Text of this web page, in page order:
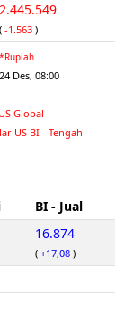
2.445.549
( -1.563 )
*Rupiah
24 Des, 08:00
Global
US BI - Tengah
BI - Jual
16.874
( +17,08 )